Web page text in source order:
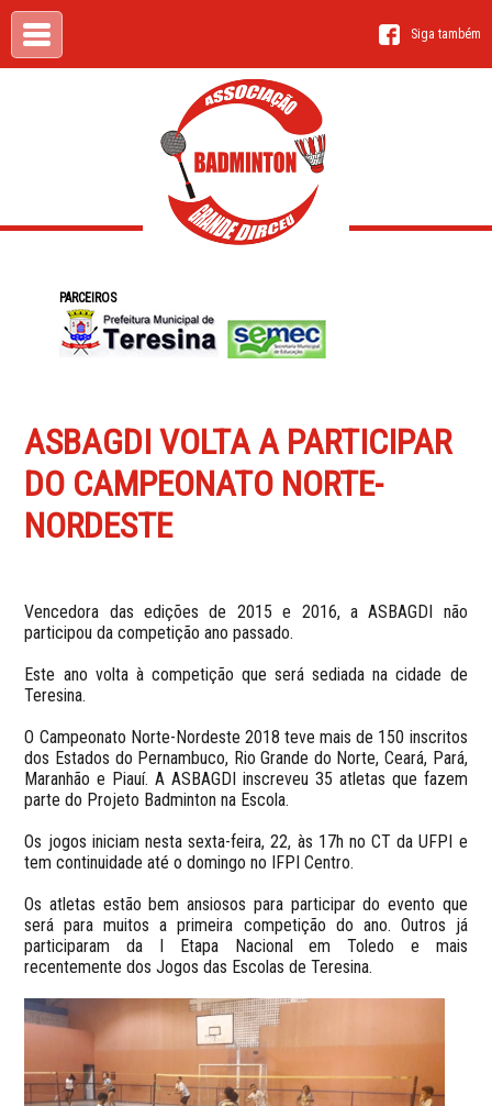
Siga também
PARCEIROS
ASBAGDI VOLTA A PARTICIPAR
DO CAMPEONATO NORTE-
NORDESTE
Vencedora das edições de 2015 e 2016, a ASBAGDI não
participou da competição ano passado.
Este ano volta à competição que será sediada na cidade de
Teresina.
O Campeonato Norte-Nordeste 2018 teve mais de 150 inscritos
dos Estados do Pernambuco, Rio Grande do Norte, Ceará, Pará,
Maranhão e Piauí. A ASBAGDI inscreveu 35 atletas que fazem
parte do Projeto Badminton na Escola.
Os jogos iniciam nesta sexta-feira, 22, às 17h no CT da UFPI e
tem continuidade até o domingo no IFPI Centro.
Os atletas estão bem ansiosos para participar do evento que
será para muitos a primeira competição do ano. Outros já
participaram da I Etapa Nacional em Toledo e mais
recentemente dos Jogos das Escolas de Teresina.